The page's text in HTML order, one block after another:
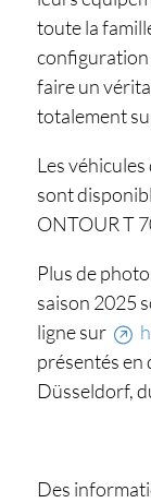
toute la
configuration
faire un
totalement
Les
sont
ONTOUR T
Plus de
saison 2025
ligne sur
présentés en
Düsseldorf,
Des